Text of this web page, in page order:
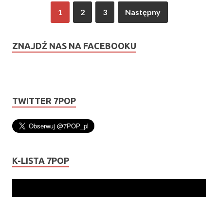
1 2 3 Następny
ZNAJDŹ NAS NA FACEBOOKU
TWITTER 7POP
K-LISTA 7POP